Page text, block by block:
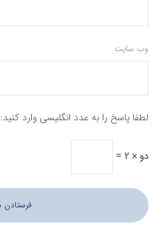
وب‌ سایت
لطفا پاسخ را به عدد انگلیسی وارد کنید:
دو × 2 =